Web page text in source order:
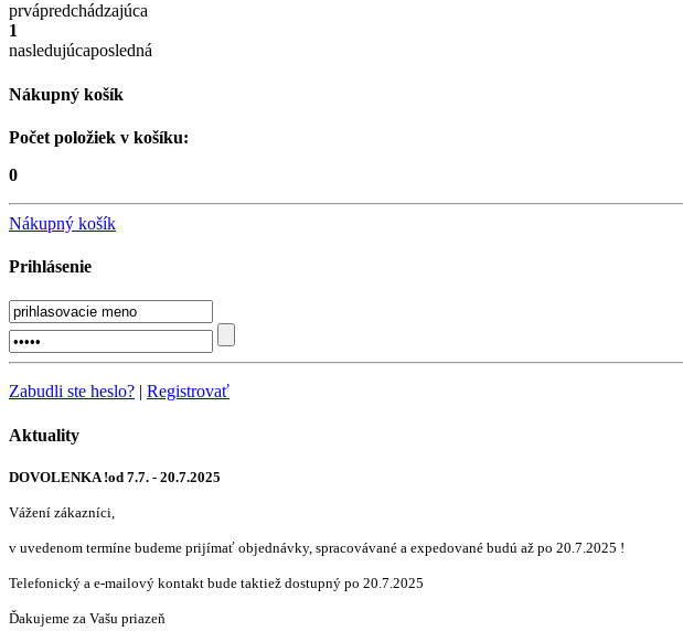
prvápredchádzajúca
1
nasledujúcaposledná
Nákupný košík
Počet položiek v košíku:
0
Nákupný košík
Prihlásenie
Zabudli ste heslo? | Registrovať
Aktuality
DOVOLENKA !od 7.7. - 20.7.2025
Vážení zákazníci,
v uvedenom termíne budeme prijímať objednávky, spracovávané a expedované budú až po 20.7.2025 !
Telefonický a e-mailový kontakt bude taktiež dostupný po 20.7.2025
Ďakujeme za Vašu priazeň